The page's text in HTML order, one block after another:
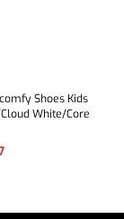
Shoes Kids
White/Core